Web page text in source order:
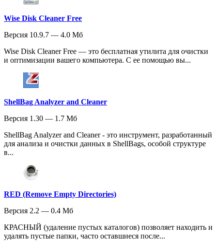
Wise Disk Cleaner Free
Версия 10.9.7 — 4.0 Мб
Wise Disk Cleaner Free — это бесплатная утилита для очистки
и оптимизации вашего компьютера. С ее помощью вы...
ShellBag Analyzer and Cleaner
Версия 1.30 — 1.7 Мб
ShellBag Analyzer and Cleaner - это инструмент, разработанный
для анализа и очистки данных в ShellBags, особой структуре
в...
RED (Remove Empty Directories)
Версия 2.2 — 0.4 Мб
КРАСНЫЙ (удаление пустых каталогов) позволяет находить и
удалять пустые папки, часто оставшиеся после...